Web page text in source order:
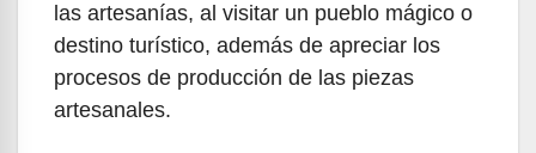
las artesanías, al visitar un pueblo mágico o
destino turístico, además de apreciar los
procesos de producción de las piezas
artesanales.